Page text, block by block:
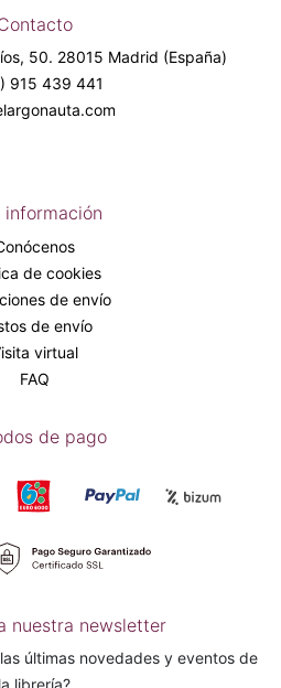
50. 28015 Madrid (España)
915 439 441
información
de cookies
de envío
de envío
virtual
FAQ
de pago
nuestra newsletter
últimas novedades y eventos de
la librería?